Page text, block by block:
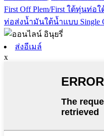
First Off Plem/First ใต้ทุ่นท่อใ
ท่อส่งน้ำมันใต้น้ำแบบ Single
ส่งอีเมล์
x